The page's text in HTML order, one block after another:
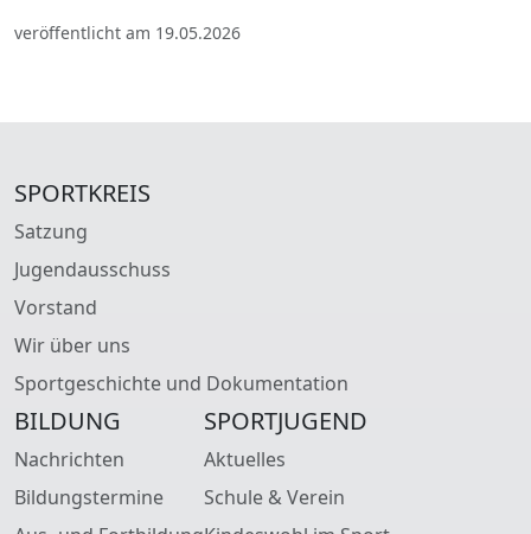
veröffentlicht am 19.05.2026
SPORTKREIS
Satzung
Jugendausschuss
Vorstand
Wir über uns
Sportgeschichte und Dokumentation
BILDUNG
Nachrichten
Bildungstermine
SPORTJUGEND
Aktuelles
Schule & Verein